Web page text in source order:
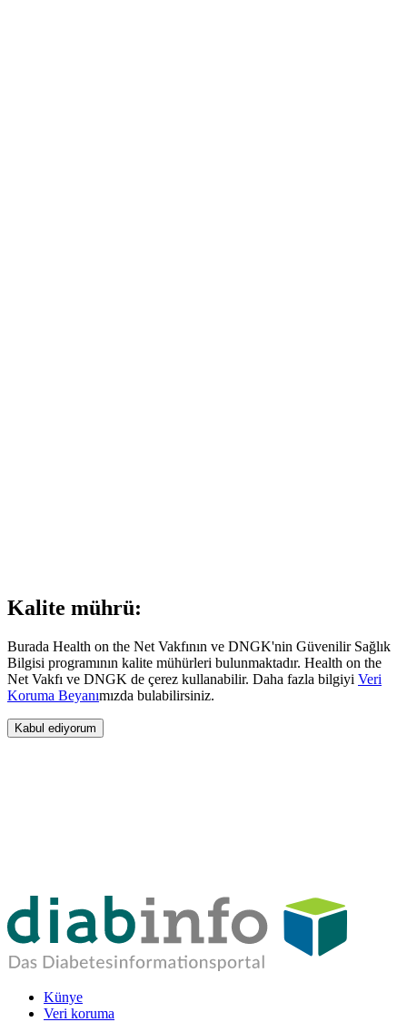
Kalite mührü:
Burada Health on the Net Vakfının ve DNGK'nin Güvenilir Sağlık
Bilgisi programının kalite mühürleri bulunmaktadır. Health on the
Net Vakfı ve DNGK de çerez kullanabilir. Daha fazla bilgiyi Veri
Koruma Beyanımızda bulabilirsiniz.
Kabul ediyorum
Künye
Veri koruma